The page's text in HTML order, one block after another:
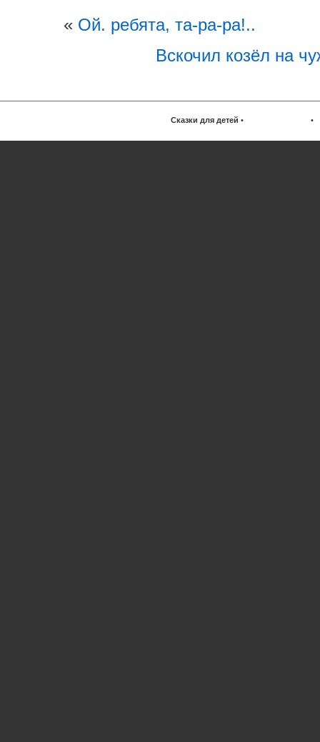
« Ой. ребята, та-ра-ра!..
Вскочил козёл на
Сказки для детей • •